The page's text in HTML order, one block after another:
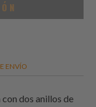
ENVÍO
dos anillos de